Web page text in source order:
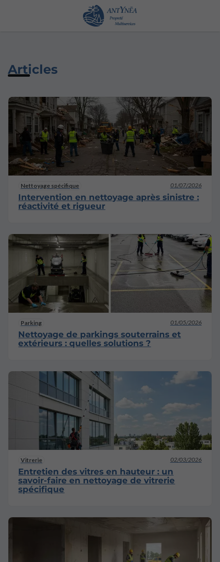
Articles
Nettoyage spécifique 01/07/2026
Intervention en nettoyage après sinistre :
réactivité et rigueur
Parking 01/05/2026
Nettoyage de parkings souterrains et
extérieurs : quelles solutions ?
Vitrerie 02/03/2026
Entretien des vitres en hauteur : un
savoir-faire en nettoyage de vitrerie
spécifique